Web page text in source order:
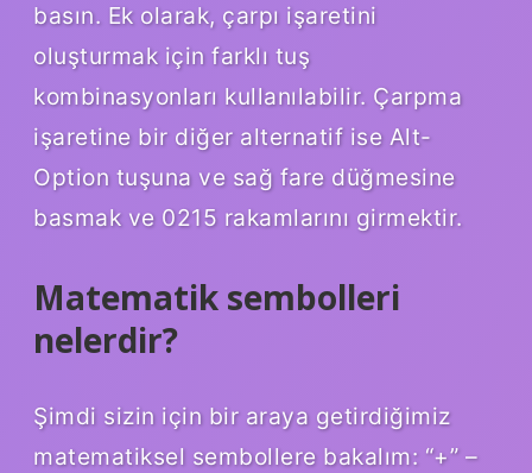
basın. Ek olarak, çarpı işaretini
oluşturmak için farklı tuş
kombinasyonları kullanılabilir. Çarpma
işaretine bir diğer alternatif ise Alt-
Option tuşuna ve sağ fare düğmesine
basmak ve 0215 rakamlarını girmektir.
Matematik sembolleri
nelerdir?
Şimdi sizin için bir araya getirdiğimiz
matematiksel sembollere bakalım: “+” –